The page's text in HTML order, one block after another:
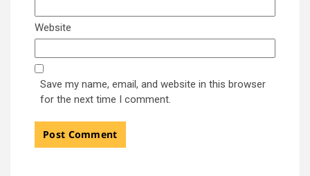
Website
Save my name, email, and website in this browser
for the next time I comment.